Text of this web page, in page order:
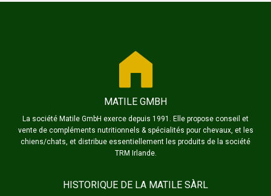
MATILE GMBH
La société Matile GmbH exerce depuis 1991. Elle propose conseil et
vente de compléments nutritionnels & spécialités pour chevaux, et les
chiens/chats, et distribue essentiellement les produits de la société
TRM Irlande.
HISTORIQUE DE LA MATILE SÀRL